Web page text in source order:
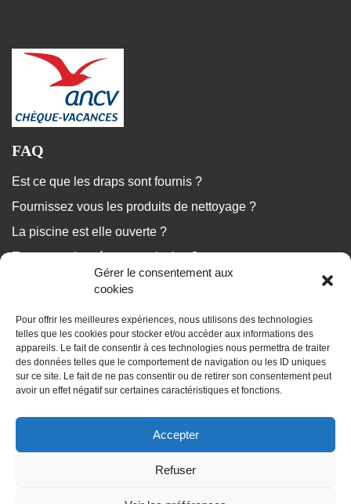
Gérer le consentement aux
cookies
Pour offrir les meilleures expériences, nous utilisons des technologies
telles que les cookies pour stocker et/ou accéder aux informations des
appareils. Le fait de consentir à ces technologies nous permettra de traiter
des données telles que le comportement de navigation ou les ID uniques
sur ce site. Le fait de ne pas consentir ou de retirer son consentement peut
avoir un effet négatif sur certaines caractéristiques et fonctions.
Accepter
Refuser
FAQ
Est ce que les draps sont fournis ?
Fournissez vous les produits de nettoyage ?
La piscine est elle ouverte ?
Est ce que le ménage est inclus ?
Nous répondons à vos questions
Les dossiers de vos vacances